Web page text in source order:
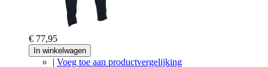
€ 77,95
In winkelwagen
| Voeg toe aan productvergelijking